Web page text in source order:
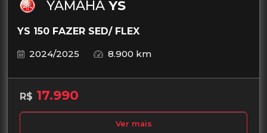
YAMAHA YS
YS 150 FAZER SED/ FLEX
2024/2025
8.900 km
R$ 17.990
Ver mais